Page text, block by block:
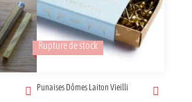
Rupture de stock
Punaises Dômes Laiton Vieilli